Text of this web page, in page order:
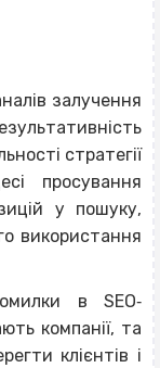
залучення
стратегії
просування
у пошуку,
використання
в SEO‐
компанії, та
клієнтів і